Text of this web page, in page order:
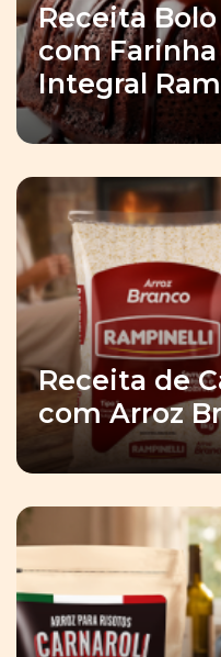
Receita
com
Integral
Receita de
com Arroz